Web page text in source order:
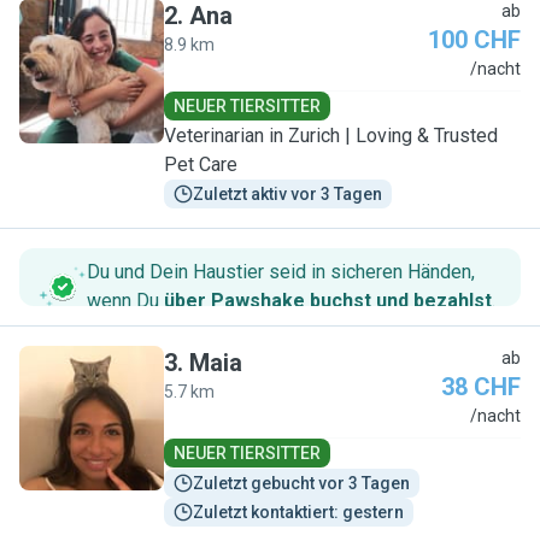
A
2. Ana
8.9 km
ab
100 CHF
/nacht
NEUER TIERSITTER
Veterinarian in Zurich | Loving & Trusted
Pet Care
Zuletzt aktiv vor 3 Tagen
Du und Dein Haustier seid in sicheren Händen,
wenn Du über Pawshake buchst und bezahlst.
M
3. Maia
5.7 km
ab
38 CHF
/nacht
NEUER TIERSITTER
Zuletzt gebucht vor 3 Tagen
Zuletzt kontaktiert: gestern